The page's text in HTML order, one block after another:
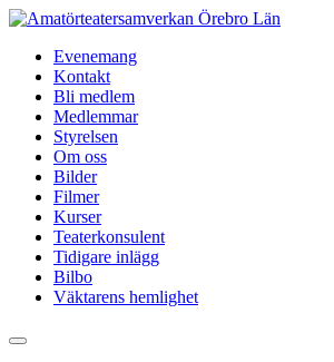
Hoppa
innehållEvenemang
Kontakt
Bli medlem
Medlemmar
Styrelsen
Om oss
Bilder
Filmer
Kurser
Teaterkonsulent
Tidigare inlägg
Bilbo
Väktarens hemlighet